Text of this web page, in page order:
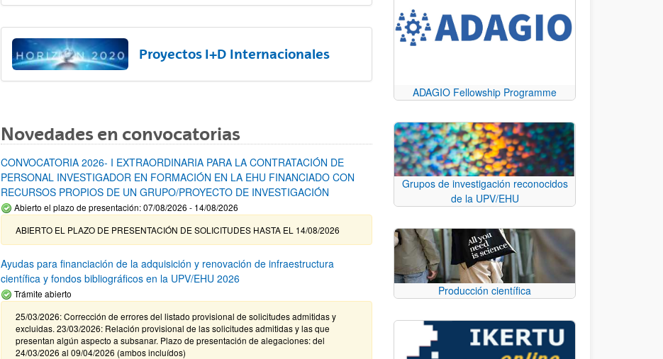
Proyectos I+D Internacionales
Novedades en convocatorias
CONVOCATORIA 2026- I EXTRAORDINARIA PARA LA CONTRATACIÓN DE
PERSONAL INVESTIGADOR EN FORMACIÓN EN LA EHU FINANCIADO CON
RECURSOS PROPIOS DE UN GRUPO/PROYECTO DE INVESTIGACIÓN
Abierto el plazo de presentación: 07/08/2026 - 14/08/2026
ABIERTO EL PLAZO DE PRESENTACIÓN DE SOLICITUDES HASTA EL 14/08/2026
Ayudas para financiación de la adquisición y renovación de infraestructura
científica y fondos bibliográficos en la UPV/EHU 2026
Trámite abierto
25/03/2026: Corrección de errores del listado provisional de solicitudes admitidas y
excluidas. 23/03/2026: Relación provisional de las solicitudes admitidas y las que
presentan algún aspecto a subsanar. Plazo de presentación de alegaciones: del
24/03/2026 al 09/04/2026 (ambos incluídos)
ADAGIO Fellowship Programme
Grupos de investigación reconocidos
de la UPV/EHU
Producción científica